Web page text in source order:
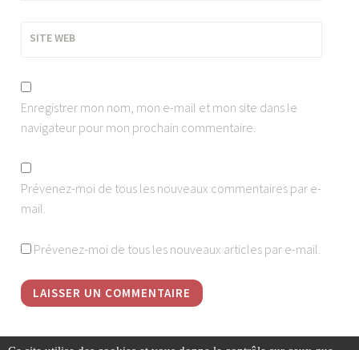
SITE WEB
Enregistrer mon nom, mon e-mail et mon site dans le
navigateur pour mon prochain commentaire.
Prévenez-moi de tous les nouveaux commentaires par e-
mail.
Prévenez-moi de tous les nouveaux articles par e-mail.